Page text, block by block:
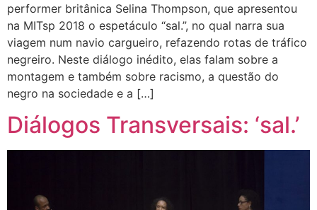
performer britânica Selina Thompson, que apresentou
na MITsp 2018 o espetáculo “sal.”, no qual narra sua
viagem num navio cargueiro, refazendo rotas de tráfico
negreiro. Neste diálogo inédito, elas falam sobre a
montagem e também sobre racismo, a questão do
negro na sociedade e a […]
Diálogos Transversais: ‘sal.’